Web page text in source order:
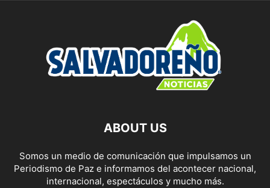
ABOUT US
Somos un medio de comunicación que impulsamos un
Periodismo de Paz e informamos del acontecer nacional,
internacional, espectáculos y mucho más.